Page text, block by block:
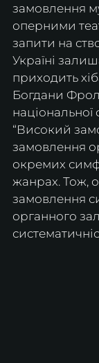
замовлення
оперними
запити на
Україні
приходить
Богдани
“Високий
замовлення
окремих
жанрах. Тож,
замовлення
органного